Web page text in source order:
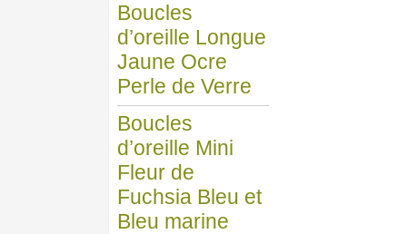
Boucles
d’oreille Longue
Jaune Ocre
Perle de Verre
Boucles
d’oreille Mini
Fleur de
Fuchsia Bleu et
Bleu marine